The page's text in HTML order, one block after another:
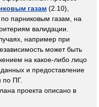
газам (2.10),
парниковым газам, на
валидации.
например при
может быть
на какое-либо лицо
данных и предоставление
по ПГ.
проекта описано в